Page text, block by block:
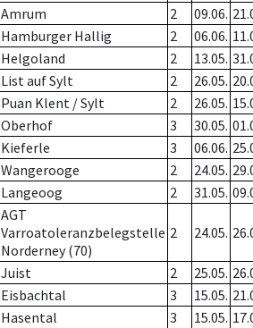
Amrum 2 09.06.
Hamburger Hallig 2 06.06.
Helgoland 2 13.05.
List auf Sylt 2 26.05.
Puan Klent / Sylt 2 26.05.
Oberhof 3 30.05.
Kieferle 3 06.06.
Wangerooge 2 24.05.
Langeoog 2 31.05.
AGT
Varroatoleranzbelegstelle
Norderney (70)
2 24.05.
Juist 2 25.05.
Eisbachtal 3 15.05.
Hasental 3 15.05.